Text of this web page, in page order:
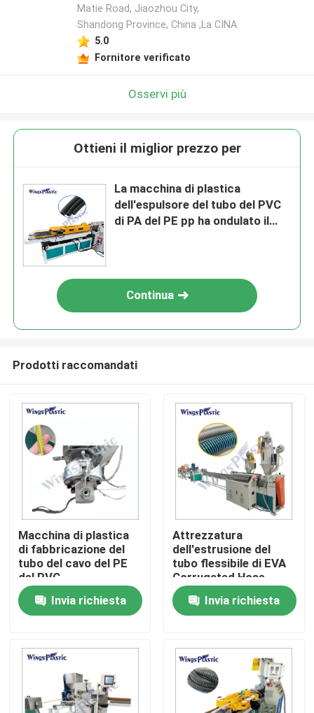
Casa
Prodotti
Circa noi
Giro della fabbrica
Controllo di qualità
Matie Road, Jiaozhou City,
Shandong Province, China ,La CINA
5.0
Fornitore verificato
Osservi più
Ottieni il miglior prezzo per
La macchina di plastica
dell'espulsore del tubo del PVC
di PA del PE pp ha ondulato il
Continua
Prodotti raccomandati
Macchina di plastica
di fabbricazione del
tubo del cavo del PE
del PVC
Invia richiesta
Attrezzatura
dell'estrusione del
tubo flessibile di EVA
Corrugated Hose
Vacuum Cleaner di
automazione di
controllo dello SpA
Invia richiesta